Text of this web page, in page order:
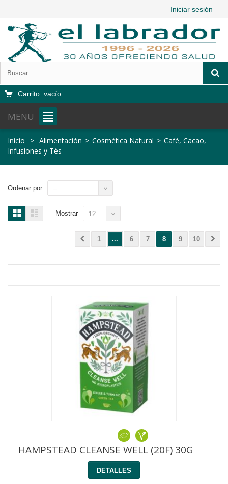
Iniciar sesión
Carrito: vacío
MENU
Inicio > Alimentación > Cosmética Natural > Café, Cacao,
Infusiones y Tés
Ordenar por --
Mostrar 12
1 ... 6 7 8 9 10
HAMPSTEAD CLEANSE WELL (20F) 30G
DETALLES